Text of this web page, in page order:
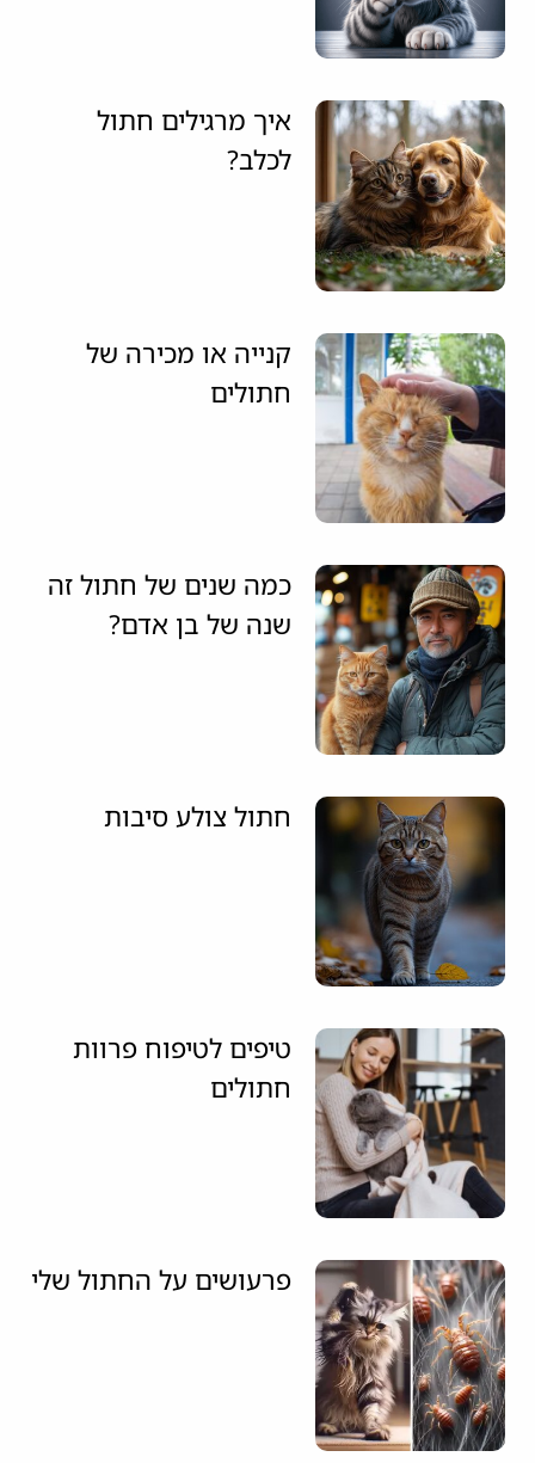
איך מרגילים חתול
לכלב?
קנייה או מכירה של
חתולים
כמה שנים של חתול זה
שנה של בן אדם?
חתול צולע סיבות
טיפים לטיפוח פרוות
חתולים
פרעושים על החתול שלי